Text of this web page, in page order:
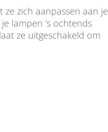
zich aanpassen aan je
lampen 's ochtends
ze uitgeschakeld om